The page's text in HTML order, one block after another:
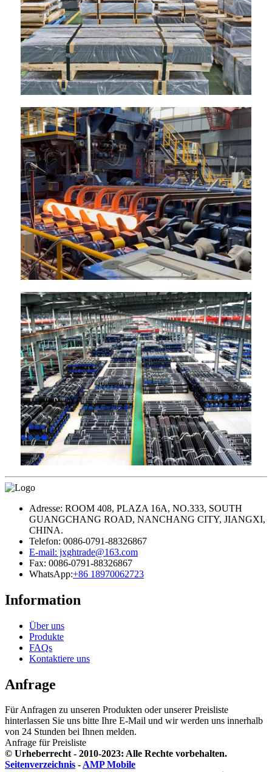
Adresse: ROOM 408, PLAZA 16A, NO.333, SOUTH
GUANGCHANG ROAD, NANCHANG CITY, JIANGXI,
CHINA.
Telefon: 0086-0791-88326867
E-mail: jxghtrade@163.com
Fax: 0086-0791-88326867
WhatsApp:+86 18970062723
Information
Über uns
Produkte
FAQs
Kontaktiere uns
Anfrage
Für Anfragen zu unseren Produkten oder unserer Preisliste
hinterlassen Sie uns bitte Ihre E-Mail und wir werden uns innerhalb
von 24 Stunden bei Ihnen melden.
Anfrage für Preisliste
© Urheberrecht - 2010-2023: Alle Rechte vorbehalten.
Seitenverzeichnis -AMP Mobile